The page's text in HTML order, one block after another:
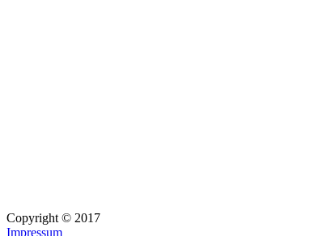
Copyright © 2017
Impressum